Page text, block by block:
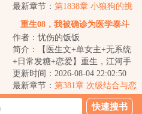
不一样的日常人...
最新章节： 第1838章 小狼狗的挑
衅！贺晨：回家继承家业真不是
凡尔赛！
重生08，我被确诊为医学泰斗
作者：忧伤的饭饭
简介：【医生文+单女主+无系统
+日常发糖+恋爱】重生，江河手
握领先二十年的医学技术。那一
年，医学界对癌...
更新时间：2026-08-04 22:02:50
最新章节： 第381章 次级结合与恋
爱伪命题